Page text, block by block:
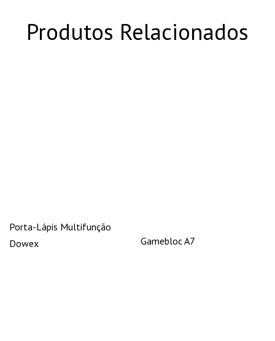
Produtos Relacionados
Porta-Lápis Multifunção
Dowex
Gamebloc A7